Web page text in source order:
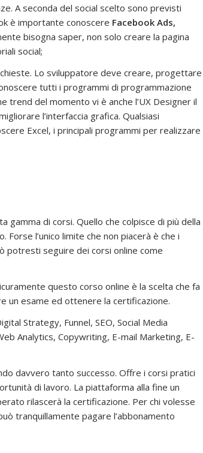
A seconda del social scelto sono previsti
è importante conoscere Facebook Ads,
bisogna saper, non solo creare la pagina
social;
Lo sviluppatore deve creare, progettare
tutti i programmi di programmazione
trend del momento vi è anche l’UX Designer il
l’interfaccia grafica. Qualsiasi
Excel, i principali programmi per realizzare
gamma di corsi. Quello che colpisce di più della
l’unico limite che non piacerà è che i
potresti seguire dei corsi online come
questo corso online è la scelta che fa
un esame ed ottenere la certificazione.
Strategy, Funnel, SEO, Social Media
Analytics, Copywriting, E-mail Marketing, E-
davvero tanto successo. Offre i corsi pratici
di lavoro. La piattaforma alla fine un
rilascerà la certificazione. Per chi volesse
tranquillamente pagare l’abbonamento